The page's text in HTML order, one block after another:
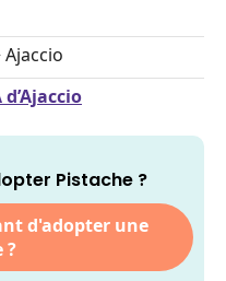
Ajaccio
d’Ajaccio
Pistache ?
d'adopter une
?